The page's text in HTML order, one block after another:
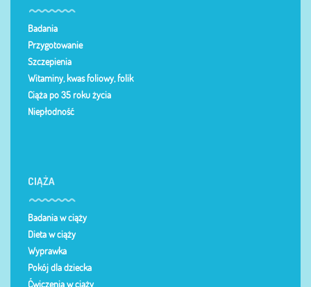
Badania
Przygotowanie
Szczepienia
Witaminy, kwas foliowy, folik
Ciąża po 35 roku życia
Niepłodność
CIĄŻA
Badania w ciąży
Dieta w ciąży
Wyprawka
Pokój dla dziecka
Ćwiczenia w ciąży